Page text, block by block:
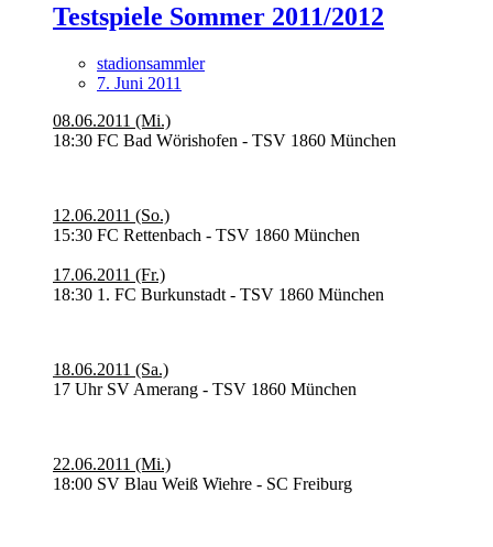
Testspiele Sommer 2011/2012
stadionsammler
7. Juni 2011
08.06.2011 (Mi.)
18:30 FC Bad Wörishofen - TSV 1860 München
12.06.2011 (So.)
15:30 FC Rettenbach - TSV 1860 München
17.06.2011 (Fr.)
18:30 1. FC Burkunstadt - TSV 1860 München
18.06.2011 (Sa.)
17 Uhr SV Amerang - TSV 1860 München
22.06.2011 (Mi.)
18:00 SV Blau Weiß Wiehre - SC Freiburg